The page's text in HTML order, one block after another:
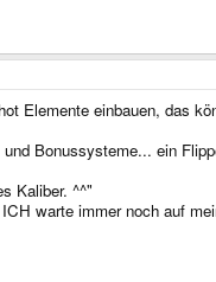
Elemente einbauen, das
Bonussysteme... ein
Kaliber. ^^"
warte immer noch auf